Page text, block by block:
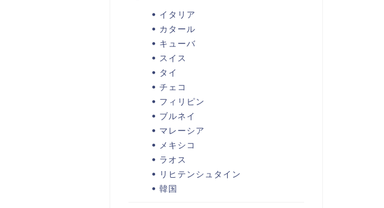
イタリア
カタール
キューバ
スイス
タイ
チェコ
フィリピン
ブルネイ
マレーシア
メキシコ
ラオス
リヒテンシュタイン
韓国